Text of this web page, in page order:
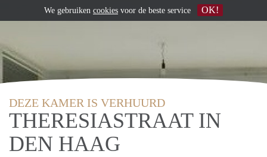
DEZE KAMER IS VERHUURD
THERESIASTRAAT IN
DEN HAAG
We gebruiken cookies voor de beste service OK!